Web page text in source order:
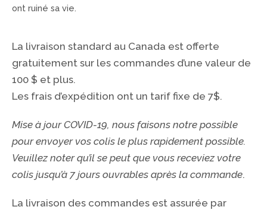
ont ruiné sa vie.
La livraison standard au Canada est offerte
gratuitement sur les commandes d’une valeur de
100 $ et plus.
Les frais d’expédition ont un tarif fixe de 7$.
Mise à jour COVID-19, nous faisons notre possible
pour envoyer vos colis le plus rapidement possible.
Veuillez noter qu’il se peut que vous receviez votre
colis jusqu’à 7 jours ouvrables après la commande.
La livraison des commandes est assurée par